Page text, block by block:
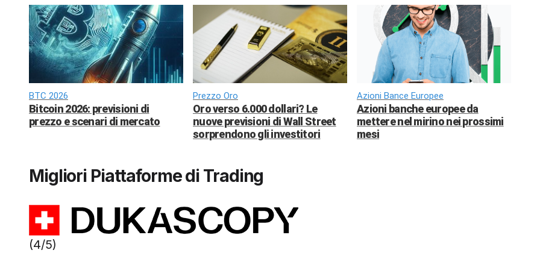
BTC 2026
Bitcoin 2026: previsioni di
prezzo e scenari di mercato
Prezzo Oro
Oro verso 6.000 dollari? Le
nuove previsioni di Wall Street
sorprendono gli investitori
Azioni Bance Europee
Azioni banche europee da
mettere nel mirino nei prossimi
mesi
Migliori Piattaforme di Trading
(4/5)